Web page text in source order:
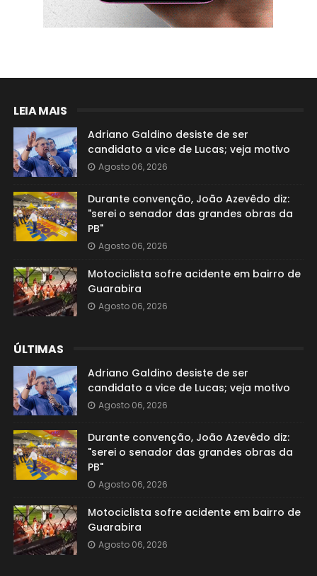
LEIA MAIS
Adriano Galdino desiste de ser
candidato a vice de Lucas; veja motivo
Agosto 06, 2026
Durante convenção, João Azevêdo diz:
"serei o senador das grandes obras da
PB"
Agosto 06, 2026
Motociclista sofre acidente em bairro de
Guarabira
Agosto 06, 2026
ÚLTIMAS
Adriano Galdino desiste de ser
candidato a vice de Lucas; veja motivo
Agosto 06, 2026
Durante convenção, João Azevêdo diz:
"serei o senador das grandes obras da
PB"
Agosto 06, 2026
Motociclista sofre acidente em bairro de
Guarabira
Agosto 06, 2026